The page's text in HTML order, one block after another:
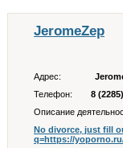
JeromeZep
Адрес:
Телефон:
8
Описание
No divorce, just fill
q=https://